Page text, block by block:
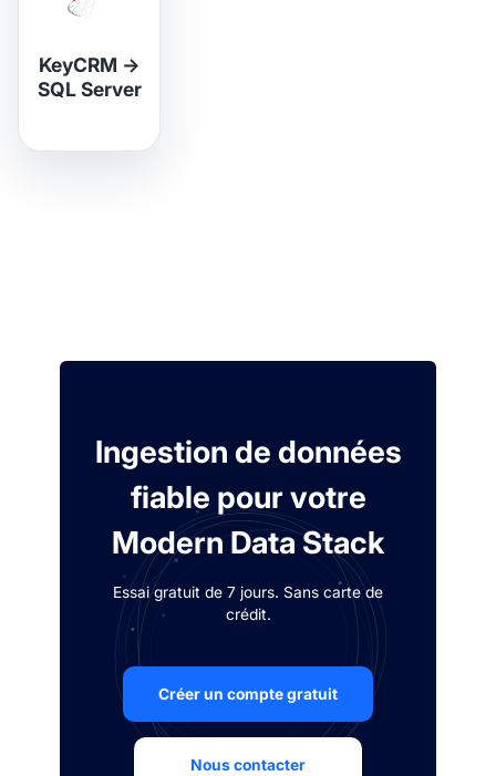
KeyCRM →
SQL Server
Ingestion de données
fiable pour votre
Modern Data Stack
Essai gratuit de 7 jours. Sans carte de
crédit.
Créer un compte gratuit
Nous contacter